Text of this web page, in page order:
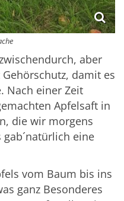
aber
damit es
Nach einer Zeit
Apfelsaft in
die wir morgens
eine
vom Baum bis ins
ganz Besonderes